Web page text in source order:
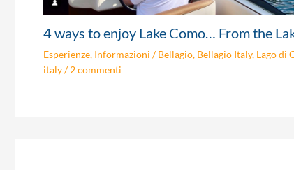
4 ways to enjoy Lake Como… From the
Esperienze, Informazioni /Bellagio, Bellagio Italy, Lago di
italy/2 commenti